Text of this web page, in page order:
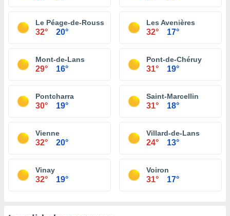
Le Péage-de-Roussillon
32° 20°
Les Avenières
32° 17°
Mont-de-Lans
29° 16°
Pont-de-Chéruy
31° 19°
Pontcharra
30° 19°
Saint-Marcellin
31° 18°
Vienne
32° 20°
Villard-de-Lans
24° 13°
Vinay
32° 19°
Voiron
31° 17°